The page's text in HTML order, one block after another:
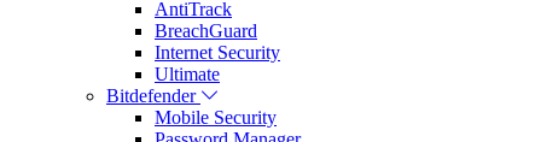
AntiTrack
BreachGuard
Internet Security
Ultimate
Bitdefender
Mobile Security